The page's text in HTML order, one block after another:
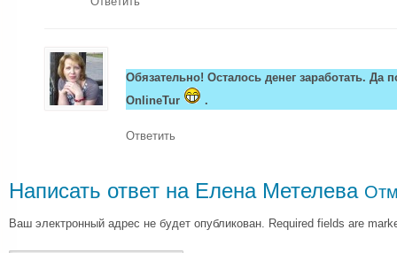
Обязательно! Осталось денег заработать. Да
OnlineTur
.
Ответить
Написать ответ на Елена Метелева
Ваш электронный адрес не будет опубликован. Required fields are